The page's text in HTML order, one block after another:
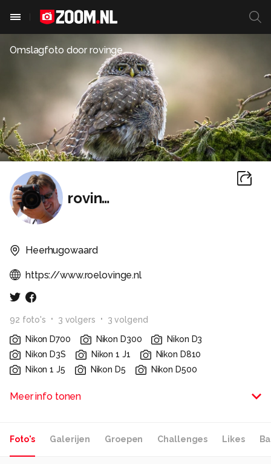
Omslagfoto doorrovinge
rovinge
Heerhugowaard
https://www.roelovinge.nl
92 foto's 3 volgers 3 volgend
Nikon D700
Nikon D300
Nikon D3
Nikon D3S
Nikon 1 J1
Nikon D810
Nikon 1 J5
Nikon D5 Nikon D500
-Meer info tonen
Foto's Galerijen Groepen Challenges Likes